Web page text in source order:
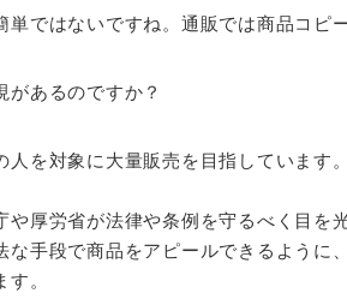
単ではないですね。通販では商品コピ
があるのですか？
人を対象に大量販売を目指しています
や厚労省が法律や条例を守るべく目を
な手段で商品をアピールできるように
。